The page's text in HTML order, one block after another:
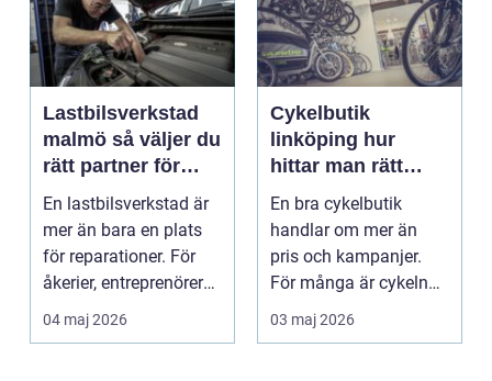
Lastbilsverkstad
malmö så väljer du
rätt partner för
tunga fordon
En lastbilsverkstad är
mer än bara en plats
för reparationer. För
åkerier, entreprenörer
och företag...
04 maj 2026
Cykelbutik
linköping hur
hittar man rätt
cykel och rätt
service?
En bra cykelbutik
handlar om mer än
pris och kampanjer.
För många är cykeln
ett vardagsfordon, ett
03 maj 2026